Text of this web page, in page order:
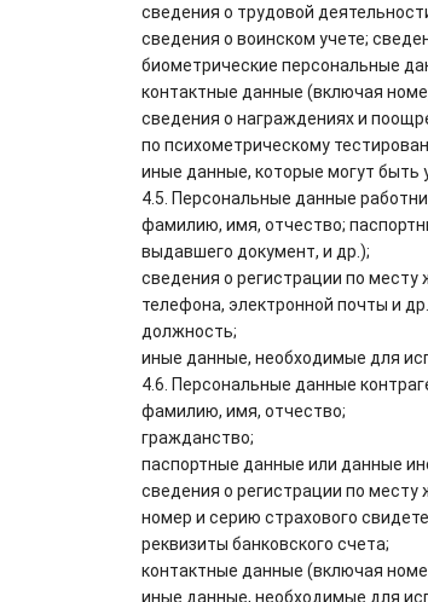
сведения о трудовой
сведения о воинском учете;
биометрические персональные
контактные данные (включая
сведения о награждениях и
по психометрическому
иные данные, которые могут быть
4.5. Персональные данные
фамилию, имя, отчество;
выдавшего документ, и др.);
сведения о регистрации по
телефона, электронной почты и
должность;
иные данные, необходимые для
4.6. Персональные данные
фамилию, имя, отчество;
гражданство;
паспортные данные или данные
сведения о регистрации по
номер и серию страхового
реквизиты банковского счета;
контактные данные (включая
иные данные, необходимые для